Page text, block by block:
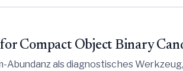
Compact Object Binary
Abundanz als diagnostisches